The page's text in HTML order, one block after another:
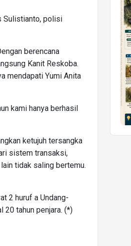
Sulistianto, polisi
berencana
Kanit Reskoba.
mendapati Yumi Anita
kami hanya berhasil
ketujuh tersangka
sistem transaksi,
tidak saling bertemu.
2 huruf a Undang-
20 tahun penjara. (*)